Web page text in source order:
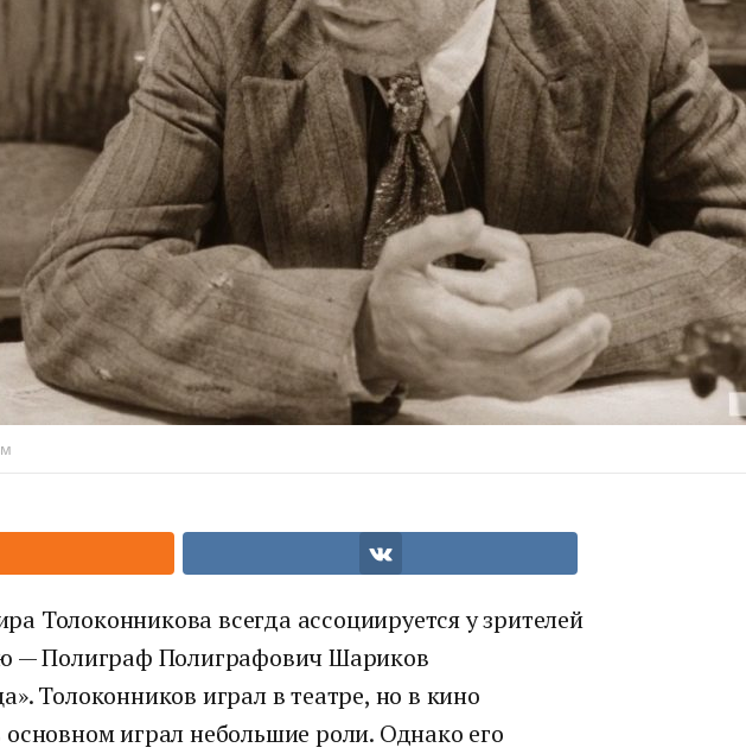
Толоконникова всегда ассоциируется у зрителей
— Полиграф Полиграфович Шариков
Толоконников играл в театре, но в кино
основном играл небольшие роли. Однако его